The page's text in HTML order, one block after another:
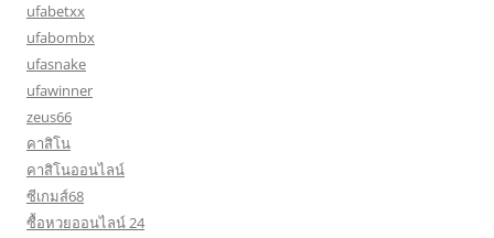
ufabetxx
ufabombx
ufasnake
ufawinner
zeus66
คาสิโน
คาสิโนออนไลน์
ซีเกมส์68
ซื้อหวยออนไลน์ 24